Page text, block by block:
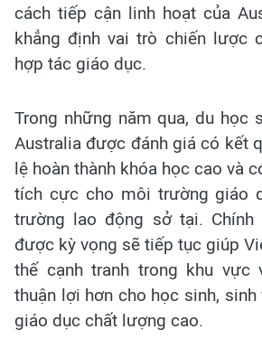
cách tiếp cận linh hoạt của
khẳng định vai trò chiến lược
hợp tác giáo dục.
Trong những năm qua, du học
Australia được đánh giá có kết
lệ hoàn thành khóa học cao và
tích cực cho môi trường giáo
trường lao động sở tại.
được kỳ vọng sẽ tiếp tục giúp
thế cạnh tranh trong khu vực
thuận lợi hơn cho học sinh,
giáo dục chất lượng cao.